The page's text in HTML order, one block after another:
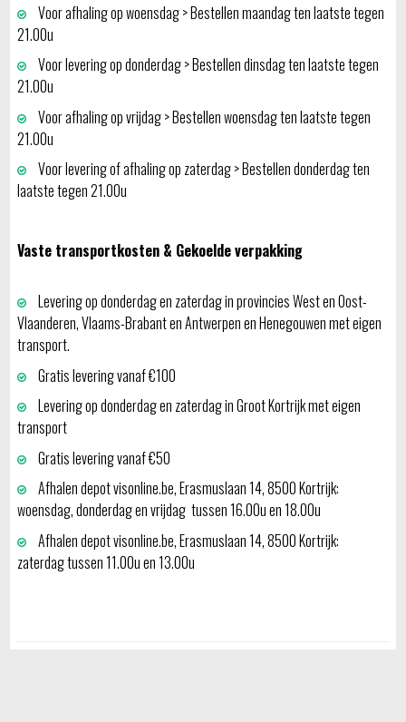
Voor afhaling op woensdag > Bestellen maandag ten laatste tegen
21.00u
Voor levering op donderdag > Bestellen dinsdag ten laatste tegen
21.00u
Voor afhaling op vrijdag > Bestellen woensdag ten laatste tegen
21.00u
Voor levering of afhaling op zaterdag > Bestellen donderdag ten
laatste tegen 21.00u
Vaste transportkosten & Gekoelde verpakking
Levering op donderdag en zaterdag in provincies West en Oost-
Vlaanderen, Vlaams-Brabant en Antwerpen en Henegouwen met eigen
transport.
Gratis levering vanaf €100
Levering op donderdag en zaterdag in Groot Kortrijk met eigen
transport
Gratis levering vanaf €50
Afhalen depot visonline.be, Erasmuslaan 14, 8500 Kortrijk:
woensdag, donderdag en vrijdag tussen 16.00u en 18.00u
Afhalen depot visonline.be, Erasmuslaan 14, 8500 Kortrijk:
zaterdag tussen 11.00u en 13.00u